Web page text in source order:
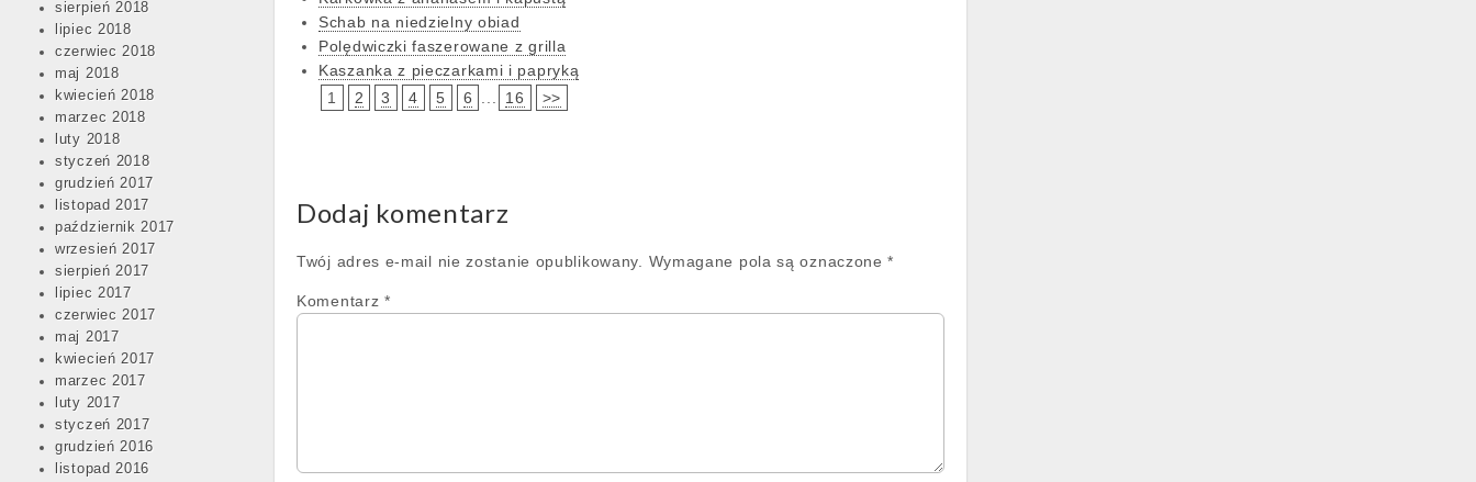
sierpień 2018
lipiec 2018
czerwiec 2018
maj 2018
kwiecień 2018
marzec 2018
luty 2018
styczeń 2018
grudzień 2017
listopad 2017
październik 2017
wrzesień 2017
sierpień 2017
lipiec 2017
czerwiec 2017
maj 2017
kwiecień 2017
marzec 2017
luty 2017
styczeń 2017
grudzień 2016
listopad 2016
Schab na niedzielny obiad
Polędwiczki faszerowane z grilla
Kaszanka z pieczarkami i papryką
1
2 3 4 5 6 16 >>
Dodaj komentarz
Twój adres e-mail nie zostanie opublikowany. Wymagane pola są oznaczone*
Komentarz *